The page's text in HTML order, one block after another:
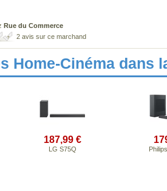
Rue du Commerce
2 avis sur ce marchand
Home-Cinéma dans
187,99 €
LG S75Q